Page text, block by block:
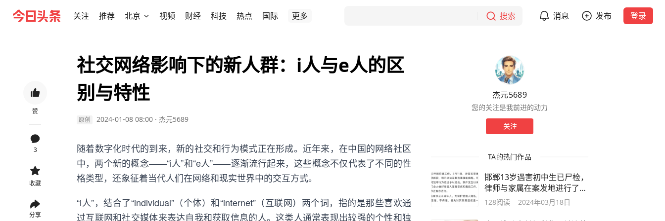
关注 推荐 北京 视频 财经 科技 热点 国际 更多 搜索 消息 发布 登录
赞
3
收藏
分享
社交网络影响下的新人群：i人与e人的区
别与特性
原创 2024-01-08 08:00 · 杰元5689
随着数字化时代的到来，新的社交和行为模式正在形成。近年来，在中国的网络社区
中，两个新的概念——“i人”和“e人”——逐渐流行起来，这些概念不仅代表了不同的性
格类型，还象征着当代人们在网络和现实世界中的交互方式。
“i人”，结合了“individual”（个体）和“internet”（互联网）两个词，指的是那些喜欢通
过互联网和社交媒体来表达自我和获取信息的人。这类人通常表现出较强的个性和独
杰元5689
您的关注是我前进的动力
关注
TA的热门作品
邯郸13岁遇害初中生已尸检，
律师与家属在案发地进行了挖
坑测试
128阅读 2024年03月18日